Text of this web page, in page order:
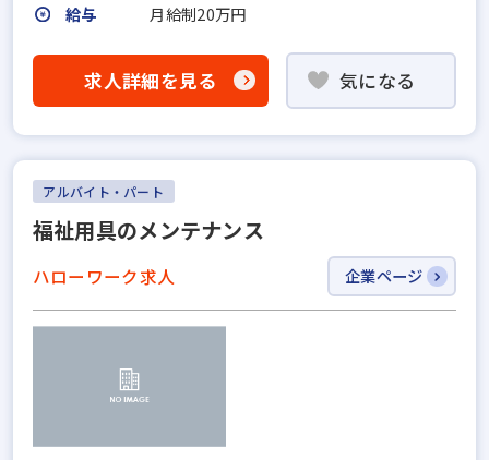
給与
月給制20万円
求人詳細を見る 気になる
アルバイト・パート
福祉用具のメンテナンス
ハローワーク求人 企業ページ